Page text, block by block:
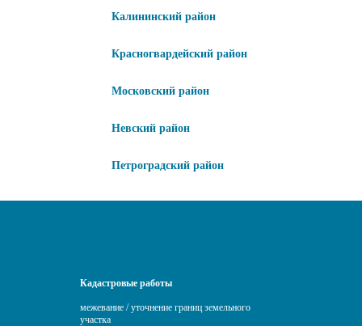
Калининский район
Красногвардейский район
Московский район
Невский район
Петроградский район
Кадастровые работы
межевание / уточнение границ земельного
участка